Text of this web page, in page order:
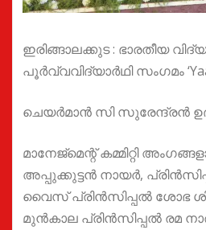
ഇരിങ്ങാലക്കുട : ഭാരതീയ
പൂർവ്വവിദ്യാർഥി സംഗമം
ചെയർമാൻ സി സുരേന്ദ്രൻ
മാനേജ്മെന്റ് കമ്മിറ്റി
അപ്പുക്കുട്ടൻ നായർ,
വൈസ് പ്രിൻസിപ്പൽ ശോഭ
മുൻകാല പ്രിൻസിപ്പൽ രമ